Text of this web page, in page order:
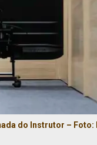
do Instrutor – Foto: